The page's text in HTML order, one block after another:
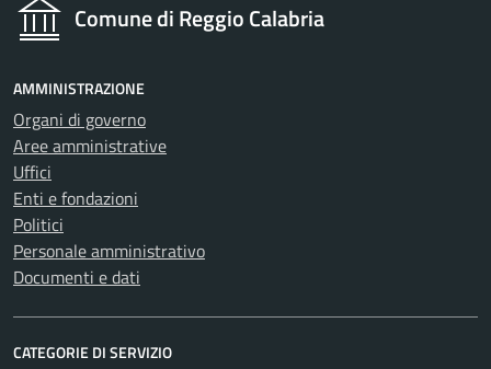
Comune di Reggio Calabria
AMMINISTRAZIONE
Organi di governo
Aree amministrative
Uffici
Enti e fondazioni
Politici
Personale amministrativo
Documenti e dati
CATEGORIE DI SERVIZIO